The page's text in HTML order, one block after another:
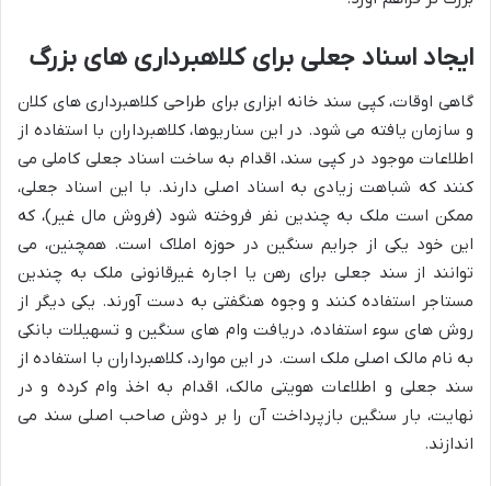
ایجاد اسناد جعلی برای کلاهبرداری های بزرگ
گاهی اوقات، کپی سند خانه ابزاری برای طراحی کلاهبرداری های کلان
و سازمان یافته می شود. در این سناریوها، کلاهبرداران با استفاده از
اطلاعات موجود در کپی سند، اقدام به ساخت اسناد جعلی کاملی می
کنند که شباهت زیادی به اسناد اصلی دارند. با این اسناد جعلی،
ممکن است ملک به چندین نفر فروخته شود (فروش مال غیر)، که
این خود یکی از جرایم سنگین در حوزه املاک است. همچنین، می
توانند از سند جعلی برای رهن یا اجاره غیرقانونی ملک به چندین
مستاجر استفاده کنند و وجوه هنگفتی به دست آورند. یکی دیگر از
روش های سوء استفاده، دریافت وام های سنگین و تسهیلات بانکی
به نام مالک اصلی ملک است. در این موارد، کلاهبرداران با استفاده از
سند جعلی و اطلاعات هویتی مالک، اقدام به اخذ وام کرده و در
نهایت، بار سنگین بازپرداخت آن را بر دوش صاحب اصلی سند می
اندازند.